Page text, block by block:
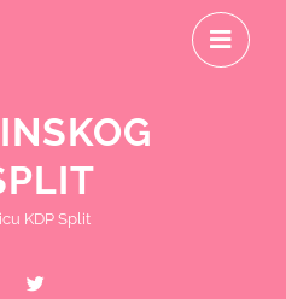
KDP Split
Facebook